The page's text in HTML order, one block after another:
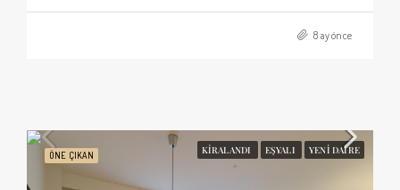
8 ay önce
ÖNE ÇIKAN KIRALANDI EŞYALI YENI DAIRE